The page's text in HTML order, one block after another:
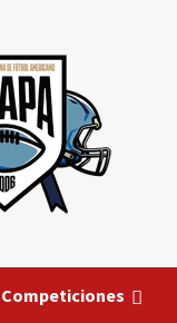
Competiciones